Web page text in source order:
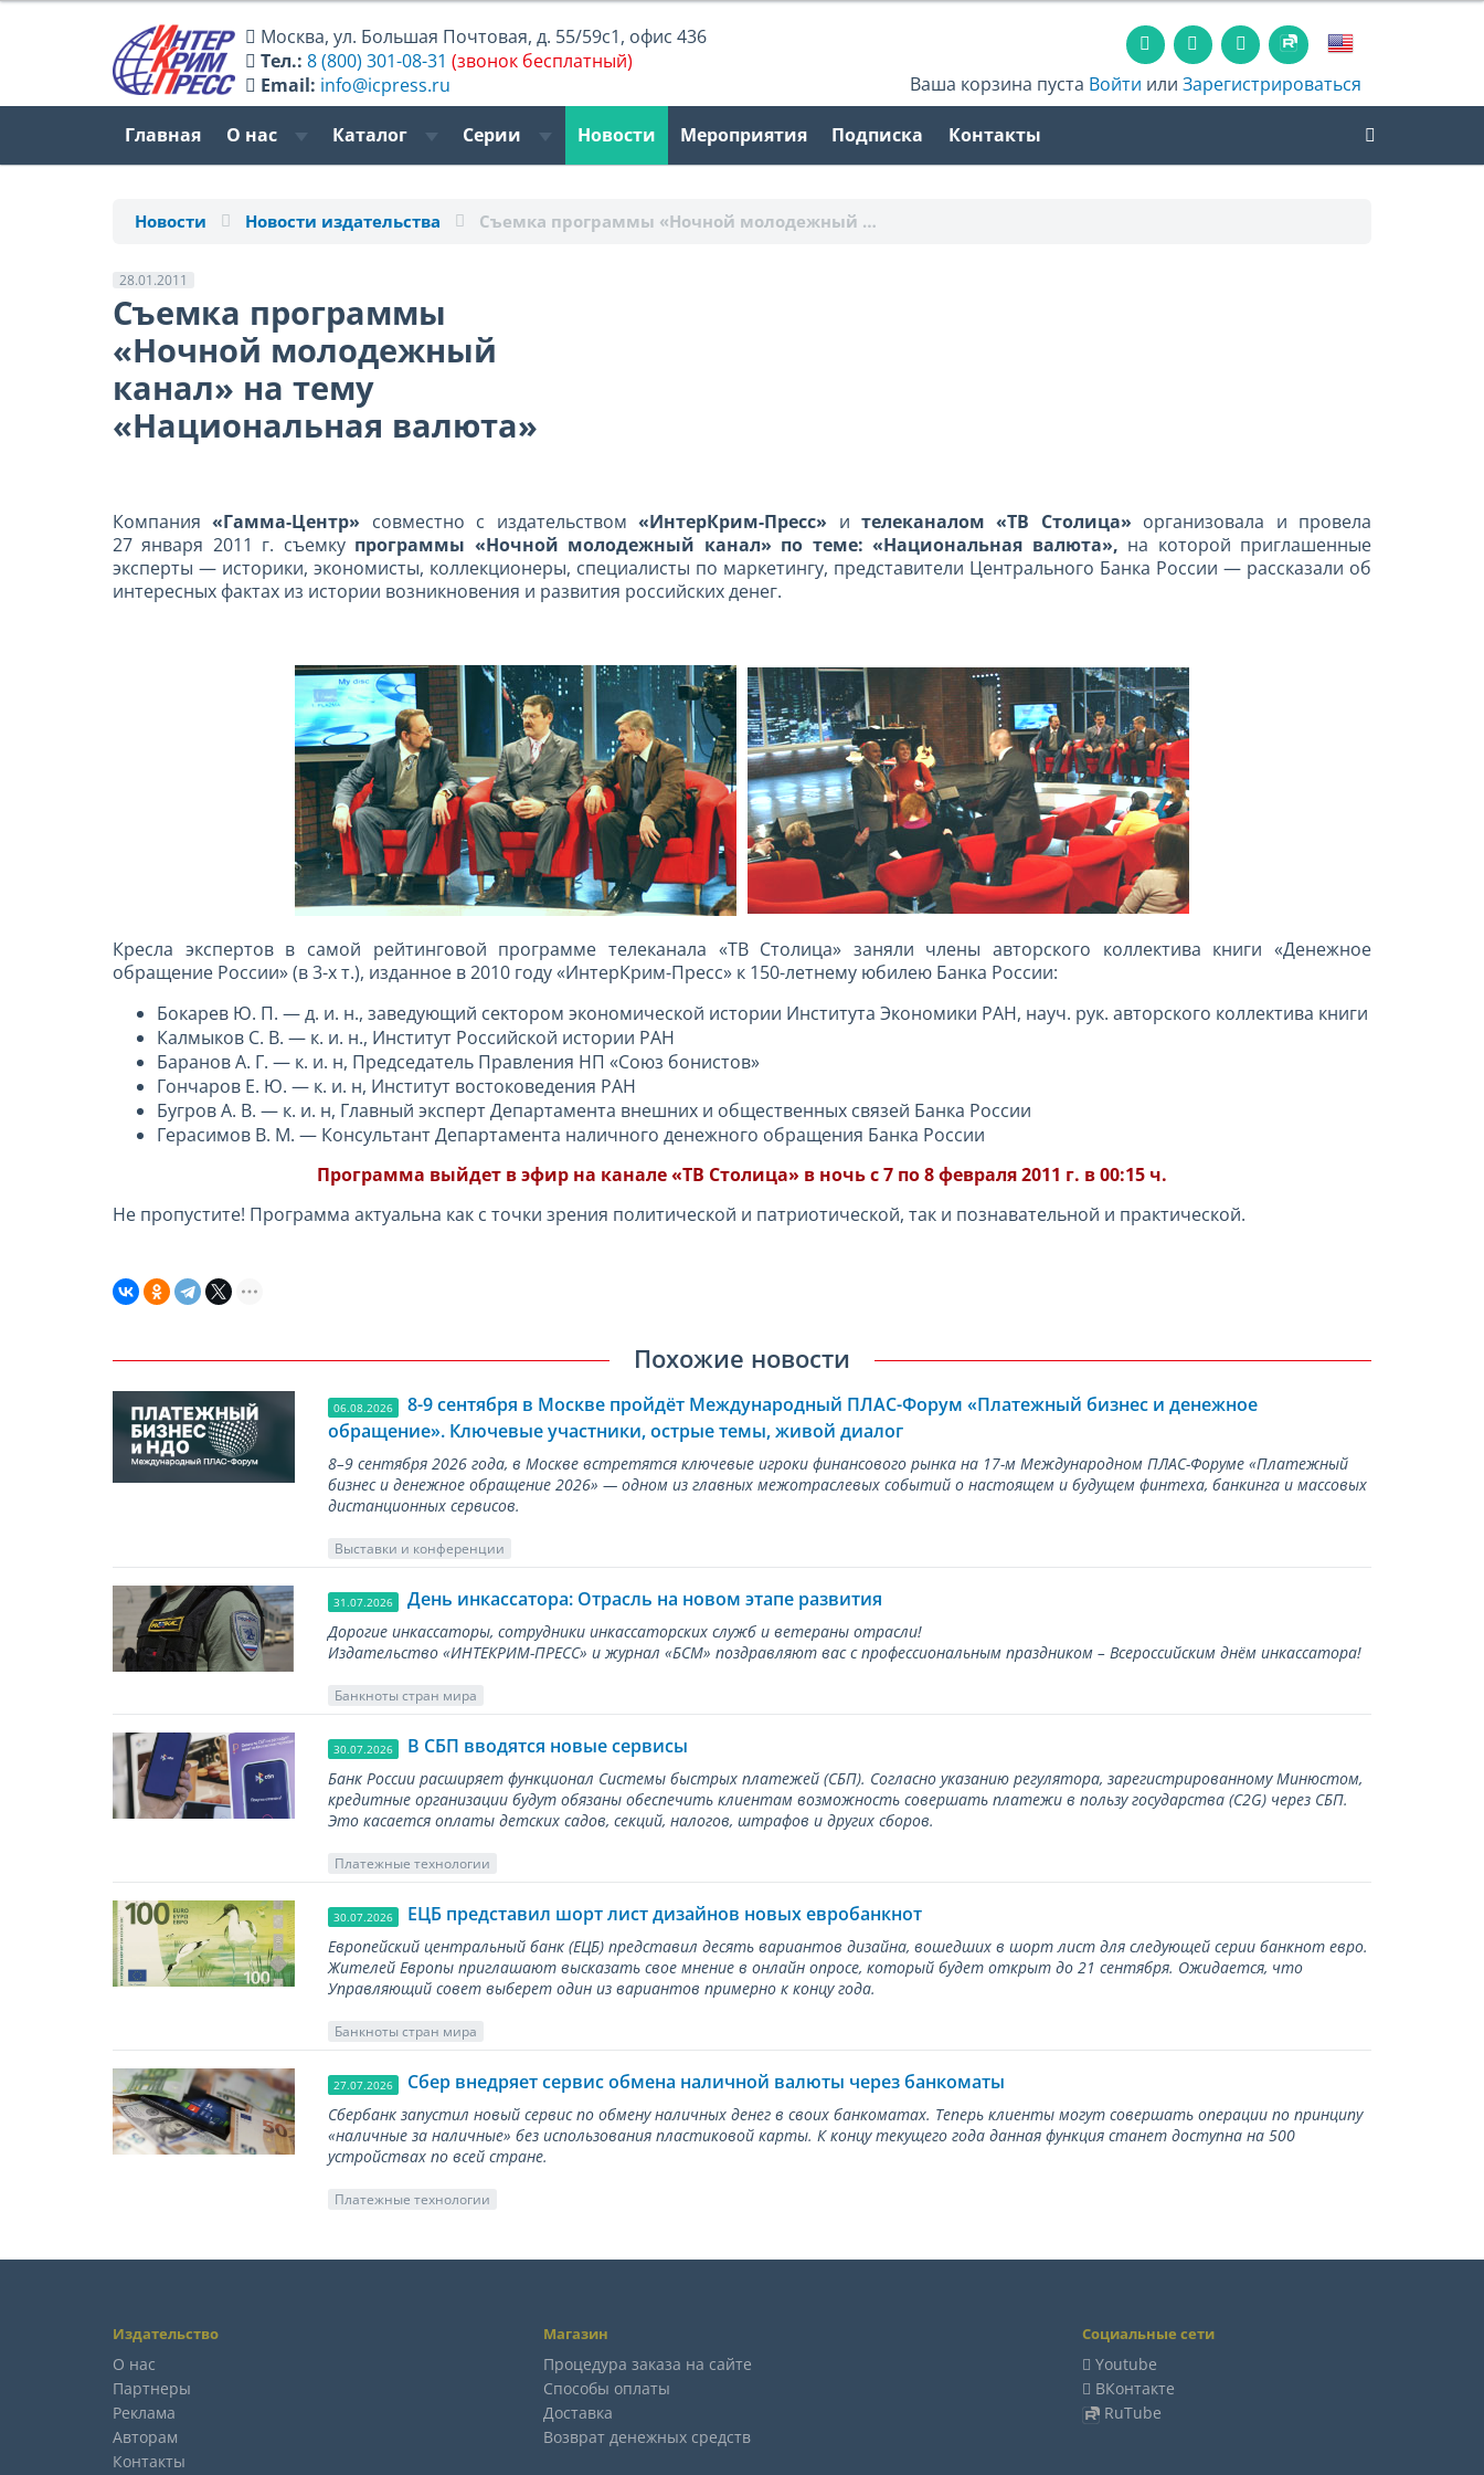
Москва,ул. Большая Почтовая, д. 55/59с1, офис 436
Тел.: 8 (800) 301-08-31 (звонок бесплатный)
Email: info@icpress.ru Ваша корзина пуста Войти илиЗарегистрироваться
Главная О нас Каталог Серии Новости Мероприятия Подписка Контакты
Новости Новости издательства Съемка программы «Ночной молодежный …
28.01.2011
Съемка программы
«Ночной молодежный
канал» на тему
«Национальная валюта»
Компания«Гамма-Центр» совместно с издательством«ИнтерКрим-Пресс» и телеканалом «ТВ Столица» организовала и провела
27 января 2011 г. съемку программы «Ночной молодежный канал» по теме: «Национальная валюта», на которой приглашенные
эксперты — историки, экономисты, коллекционеры, специалисты по маркетингу, представители Центрального Банка России — рассказали об
интересных фактах из истории возникновения и развития российских денег.
Кресла экспертов в самой рейтинговой программе телеканала «ТВ Столица» заняли члены авторского коллектива книги «Денежное
обращение России» (в 3-х т.), изданное в 2010 году «ИнтерКрим-Пресс» к 150-летнему юбилею Банка России:
Бокарев Ю. П. — д. и. н., заведующий сектором экономической истории Института Экономики РАН, науч. рук. авторского коллектива книги
Калмыков С. В. — к. и. н., Институт Российской истории РАН
Баранов А. Г. — к. и. н, Председатель Правления НП «Союз бонистов»
Гончаров Е. Ю. — к. и. н, Институт востоковедения РАН
Бугров А. В. — к. и. н, Главный эксперт Департамента внешних и общественных связей Банка России
Герасимов В. М. — Консультант Департамента наличного денежного обращения Банка России
Программа выйдет в эфир на канале «ТВ Столица» в ночь с 7 по 8 февраля2011 г. в 00:15 ч.
Не пропустите! Программа актуальна как с точки зрения политической и патриотической, так и познавательной и практической.
Похожие новости
06.08.2026
8-9 сентября в Москве пройдёт Международный ПЛАС-Форум «Платежный бизнес и денежное
обращение». Ключевые участники, острые темы, живой диалог
8–9 сентября 2026 года, в Москве встретятся ключевые игроки финансового рынка на 17-м Международном ПЛАС-Форуме «Платежный
бизнес и денежное обращение 2026» — одном из главных межотраслевых событий о настоящем и будущем финтеха, банкинга и массовых
дистанционных сервисов.
Выставки и конференции
31.07.2026 День инкассатора: Отрасль на новом этапе развития
Дорогие инкассаторы, сотрудники инкассаторских служб и ветераны отрасли!
Издательство «ИНТЕКРИМ-ПРЕСС» и журнал «БСМ» поздравляют вас с профессиональным праздником – Всероссийским днём инкассатора!
Банкноты стран мира
30.07.2026 В СБП вводятся новые сервисы
Банк России расширяет функционал Системы быстрых платежей (СБП). Согласно указанию регулятора, зарегистрированному Минюстом,
кредитные организации будут обязаны обеспечить клиентам возможность совершать платежи в пользу государства (С2G) через СБП.
Это касается оплаты детских садов, секций, налогов, штрафов и других сборов.
Платежные технологии
30.07.2026 ЕЦБ представил шорт лист дизайнов новых евробанкнот
Европейский центральный банк (ЕЦБ) представил десять вариантов дизайна, вошедших в шорт лист для следующей серии банкнот евро.
Жителей Европы приглашают высказать свое мнение в онлайн опросе, который будет открыт до 21 сентября. Ожидается, что
Управляющий совет выберет один из вариантов примерно к концу года.
Банкноты стран мира
27.07.2026 Сбер внедряет сервис обмена наличной валюты через банкоматы
Сбербанк запустил новый сервис по обмену наличных денег в своих банкоматах. Теперь клиенты могут совершать операции по принципу
«наличные за наличные» без использования пластиковой карты. К концу текущего года данная функция станет доступна на 500
устройствах по всей стране.
Платежные технологии
Издательство
О нас
Партнеры
Реклама
Авторам
Контакты
Магазин
Процедура заказа на сайте
Способы оплаты
Доставка
Возврат денежных средств
Социальные сети
Youtube
ВКонтакте
RuTube